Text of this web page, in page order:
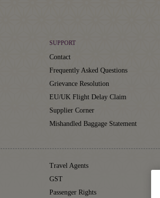
SUPPORT
Contact
Frequently Asked Questions
Grievance Resolution
EU/UK Flight Delay Claim
Supplier Corner
Mishandled Baggage Statement
Travel Agents
GST
Passenger Rights